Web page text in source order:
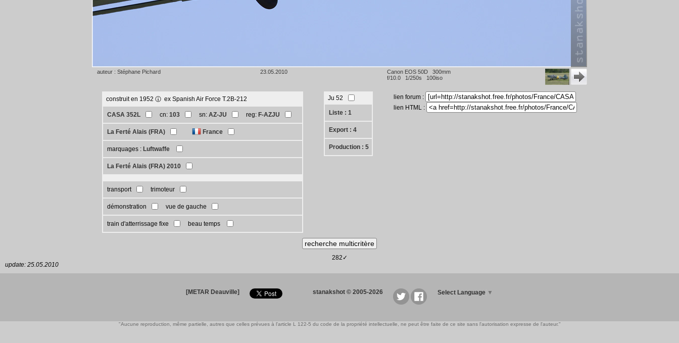
auteur : Stéphane Pichard 23.05.2010
Canon EOS 50D 300mm
f/10.0 1/250s 100iso
construit en 1952 ex Spanish Air Force T.2B-212
CASA 352L cn:103 sn:AZ-JU reg: F-AZJU
La Ferté Alais (FRA) France
marquages : Luftwaffe
La Ferté Alais (FRA) 2010
transport trimoteur
démonstration vue de gauche
train d'atterrissage fixe beau temps
Ju 52
Liste : 1
Export : 4
Production : 5
lien forum :
lien HTML :
282✓
update: 25.05.2010
[METAR Deauville] stanakshot © 2005-2026 Select Language ▼
"Aucune reproduction, même partielle, autres que celles prévues à l'article L 122-5 du code de la propriété intellectuelle, ne peut être faite de ce site sans l'autorisation expresse de l'auteur."